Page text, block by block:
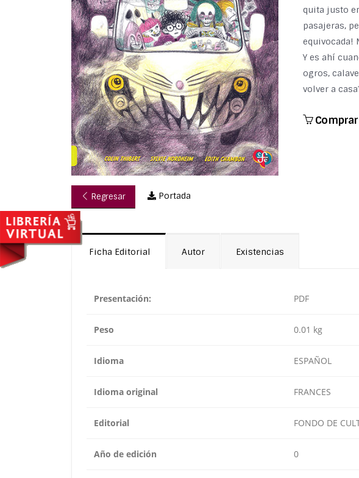
Regresar Portada
quita justo
pasajeras,
equivocada!
Y es ahí
ogros,
volver a
Ficha Editorial Autor Existencias
Presentación: PDF
Peso 0.01 kg
Idioma ESPAÑOL
Idioma original FRANCES
Editorial FONDO DE
Año de edición 0